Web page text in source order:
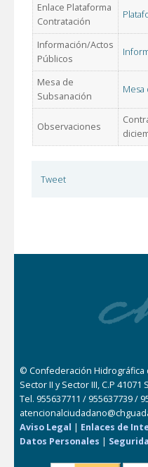
Enlace Plataforma
Contratación
Información/Actos
Públicos
Mesa de
Subsanación
Mesa
Observaciones
Tweet
© Confederación Hidrográfica
Sector II y Sector III, C.P 41071
Tel. 955637711 / 955637739 /
Aviso Legal | Enlaces de
Datos Personales |